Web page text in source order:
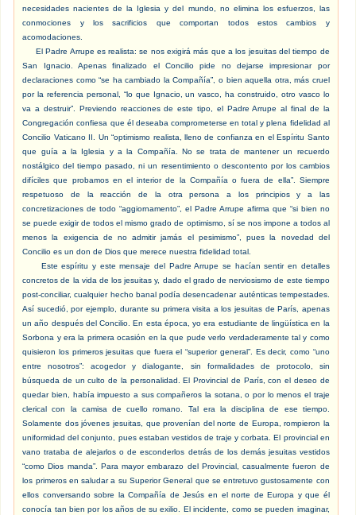
necesidades nacientes de la Iglesia y del mundo, no elimina los esfuerzos, las
conmociones y los sacrificios que comportan todos estos cambios y
acomodaciones.
El Padre Arrupe es realista: se nos exigirá más que a los jesuitas del tiempo de
San Ignacio. Apenas finalizado el Concilio pide no dejarse impresionar por
declaraciones como “se ha cambiado la Compañía”, o bien aquella otra, más cruel
por la referencia personal, “lo que Ignacio, un vasco, ha construido, otro vasco lo
va a destruir”. Previendo reacciones de este tipo, el Padre Arrupe al final de la
Congregación confiesa que él deseaba comprometerse en total y plena fidelidad al
Concilio Vaticano II. Un “optimismo realista, lleno de confianza en el Espíritu Santo
que guía a la Iglesia y a la Compañía. No se trata de mantener un recuerdo
nostálgico del tiempo pasado, ni un resentimiento o descontento por los cambios
difíciles que probamos en el interior de la Compañía o fuera de ella”. Siempre
respetuoso de la reacción de la otra persona a los principios y a las
concretizaciones de todo “aggiornamento”, el Padre Arrupe afirma que “si bien no
se puede exigir de todos el mismo grado de optimismo, sí se nos impone a todos al
menos la exigencia de no admitir jamás el pesimismo”, pues la novedad del
Concilio es un don de Dios que merece nuestra fidelidad total.
Este espíritu y este mensaje del Padre Arrupe se hacían sentir en detalles
concretos de la vida de los jesuitas y, dado el grado de nerviosismo de este tiempo
post-conciliar, cualquier hecho banal podía desencadenar auténticas tempestades.
Así sucedió, por ejemplo, durante su primera visita a los jesuitas de París, apenas
un año después del Concilio. En esta época, yo era estudiante de lingüística en la
Sorbona y era la primera ocasión en la que pude verlo verdaderamente tal y como
quisieron los primeros jesuitas que fuera el “superior general”. Es decir, como “uno
entre nosotros”: acogedor y dialogante, sin formalidades de protocolo, sin
búsqueda de un culto de la personalidad. El Provincial de París, con el deseo de
quedar bien, había impuesto a sus compañeros la sotana, o por lo menos el traje
clerical con la camisa de cuello romano. Tal era la disciplina de ese tiempo.
Solamente dos jóvenes jesuitas, que provenían del norte de Europa, rompieron la
uniformidad del conjunto, pues estaban vestidos de traje y corbata. El provincial en
vano trataba de alejarlos o de esconderlos detrás de los demás jesuitas vestidos
“como Dios manda”. Para mayor embarazo del Provincial, casualmente fueron de
los primeros en saludar a su Superior General que se entretuvo gustosamente con
ellos conversando sobre la Compañía de Jesús en el norte de Europa y que él
conocía tan bien por los años de su exilio. El incidente, como se pueden imaginar,